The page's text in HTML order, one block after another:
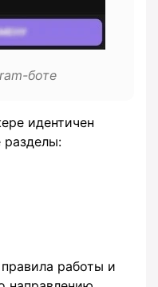
боте
идентичен
разделы:
работы и